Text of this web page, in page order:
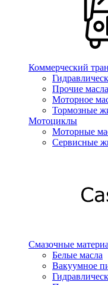
Коммерческий
Прочие масла
Моторное
Тормозные
Мотоциклы
Моторные
Сервисные
Смазочные
Белые масла
Вакуумное